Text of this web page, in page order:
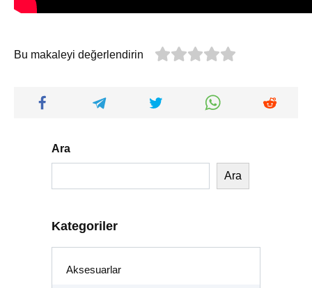
Bu makaleyi değerlendirin
Ara
Ara
Kategoriler
Aksesuarlar